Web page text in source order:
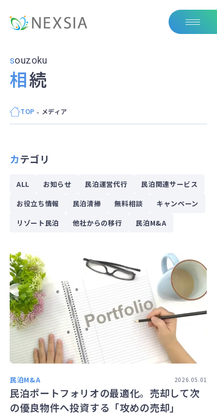
souzoku
相続
TOP メディア
カテゴリ
ALL お知らせ 民泊運営代行
民泊関連サービス
お役立ち情報
民泊清掃 無料相談
キャンペーン
リゾート民泊
他社からの移行 民泊M&A
民泊M&A 2026.05.01
民泊ポートフォリオの最適化。売却して次
の優良物件へ投資する「攻めの売却」